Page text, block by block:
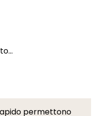
permettono